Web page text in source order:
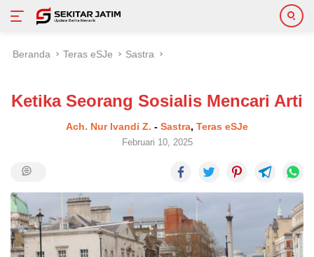
Beranda Teras eSJe Sastra
Ketika Seorang Sosialis Mencari Arti
Ach. Nur Ivandi Z. - Sastra, Teras eSJe
Februari 10, 2025